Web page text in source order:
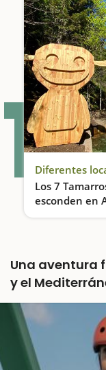
1 Diferentes
Los 7
esconden en
Una aventura
y el